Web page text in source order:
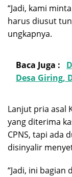
“Jadi, kami
harus diusut
ungkapnya.
Baca Juga :
Desa Giring,
Lanjut pria asal
yang diterima
CPNS, tapi ada
disinyalir
“Jadi, ini